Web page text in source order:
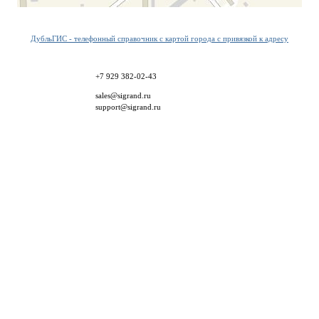
ДубльГИС - телефонный справочник с картой города с привязкой к адресу
+7 929 382-02-43
sales@sigrand.ru
support@sigrand.ru